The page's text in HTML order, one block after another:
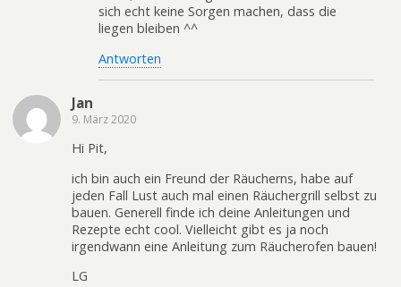
sich echt keine Sorgen machen, dass die
liegen bleiben ^^
Antworten
Jan
9. März 2020
Hi Pit,
ich bin auch ein Freund der Räucherns, habe auf
jeden Fall Lust auch mal einen Räuchergrill selbst zu
bauen. Generell finde ich deine Anleitungen und
Rezepte echt cool. Vielleicht gibt es ja noch
irgendwann eine Anleitung zum Räucherofen bauen!
LG